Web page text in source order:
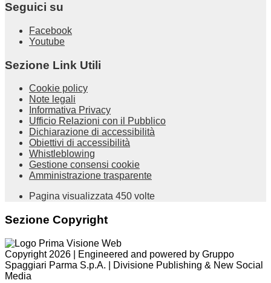
Seguici su
Facebook
Youtube
Sezione Link Utili
Cookie policy
Note legali
Informativa Privacy
Ufficio Relazioni con il Pubblico
Dichiarazione di accessibilità
Obiettivi di accessibilità
Whistleblowing
Gestione consensi cookie
Amministrazione trasparente
Pagina visualizzata 450 volte
Sezione Copyright
Copyright 2026 | Engineered and powered by Gruppo
Spaggiari Parma S.p.A. | Divisione Publishing & New Social
Media